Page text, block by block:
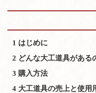
1 はじめに
2 どんな大工道具がある
3 購入方法
4 大工道具の売上と使用